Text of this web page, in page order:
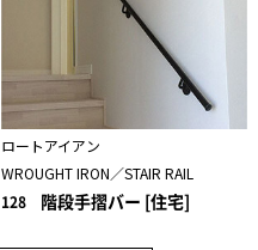
ロートアイアン
WROUGHT IRON／STAIR RAIL
128 階段手摺バー [住宅]